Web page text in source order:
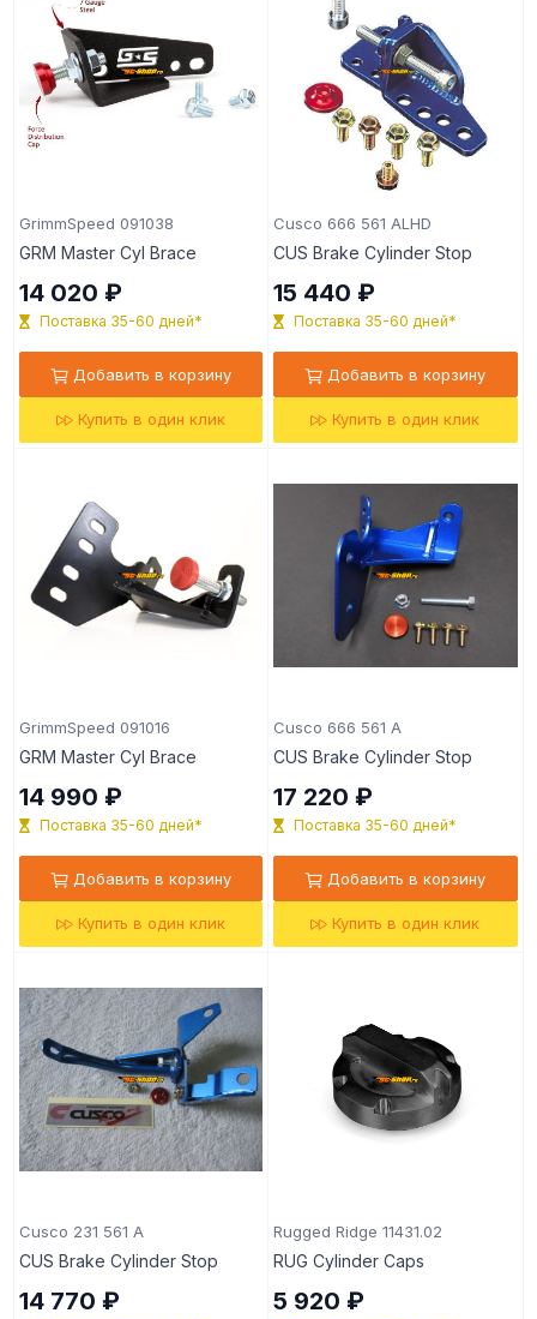
GrimmSpeed 091038
GRM Master Cyl Brace
14 020 ₽
Поставка 35-60 дней*
Добавить в корзину
Купить в один клик
Cusco 666 561 ALHD
CUS Brake Cylinder Stop
15 440 ₽
Поставка 35-60 дней*
Добавить в корзину
Купить в один клик
GrimmSpeed 091016
GRM Master Cyl Brace
14 990 ₽
Поставка 35-60 дней*
Добавить в корзину
Купить в один клик
Cusco 666 561 A
CUS Brake Cylinder Stop
17 220 ₽
Поставка 35-60 дней*
Добавить в корзину
Купить в один клик
Cusco 231 561 A
CUS Brake Cylinder Stop
14 770 ₽
Rugged Ridge 11431.02
RUG Cylinder Caps
5 920 ₽